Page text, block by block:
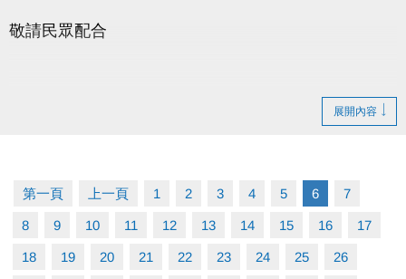
敬請民眾配合
展開內容
第一頁 上一頁 1 2 3 4 5 6 7
8 9 10 11 12 13 14 15 16 17
18 19 20 21 22 23 24 25 26